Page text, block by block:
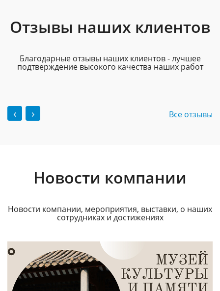
Отзывы наших клиентов
Благодарные отзывы наших клиентов - лучшее
подтверждение высокого качества наших работ
‹ › Все отзывы
Новости компании
Новости компании, мероприятия, выставки, о наших
сотрудниках и достижениях